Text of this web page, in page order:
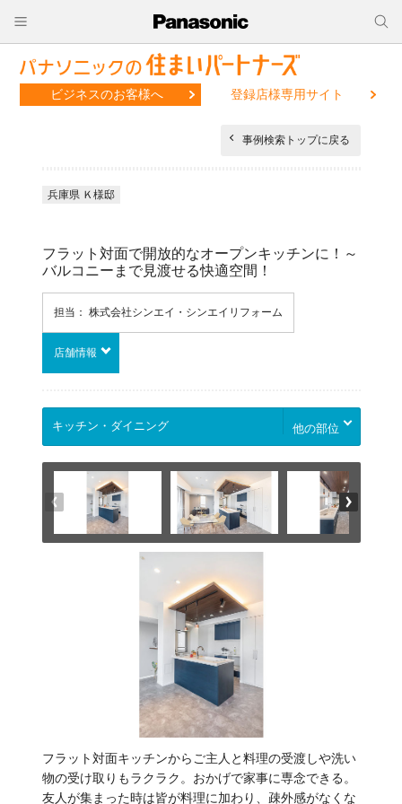
ビジネスのお客様へ 登録店様専用サイト
事例検索トップに戻る
兵庫県 Ｋ様邸
フラット対面で開放的なオープンキッチンに！～
バルコニーまで見渡せる快適空間！
担当： 株式会社シンエイ・シンエイリフォーム
店舗情報
他の部位
フラット対面キッチンからご主人と料理の受渡しや洗い
物の受け取りもラクラク。おかげで家事に専念できる。
友人が集まった時は皆が料理に加わり、疎外感がなくな